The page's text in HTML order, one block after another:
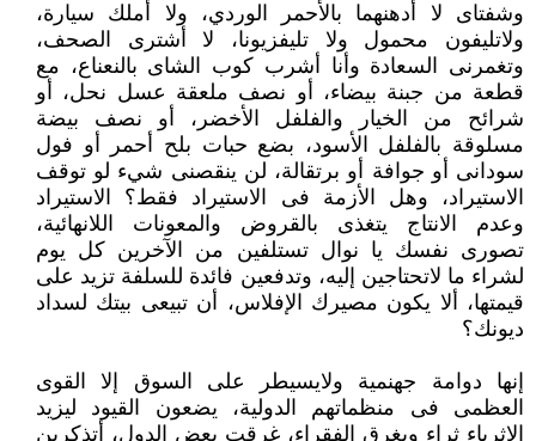
وشفتاى لا أدهنهما بالأحمر الوردي، ولا أملك سيارة،
ولاتليفون محمول ولا تليفزيونا، لا أشترى الصحف،
وتغمرنى السعادة وأنا أشرب كوب الشاى بالنعناع، مع
قطعة من جبنة بيضاء، أو نصف ملعقة عسل نحل، أو
شرائح من الخيار والفلفل الأخضر، أو نصف بيضة
مسلوقة بالفلفل الأسود، بضع حبات بلح أحمر أو فول
سودانى أو جوافة أو برتقالة، لن ينقصنى شيء لو توقف
الاستيراد، وهل الأزمة فى الاستيراد فقط؟ الاستيراد
وعدم الانتاج يتغذى بالقروض والمعونات اللانهائية،
تصورى نفسك يا نوال تستلفين من الآخرين كل يوم
لشراء ما لاتحتاجين إليه، وتدفعين فائدة للسلفة تزيد على
قيمتها، ألا يكون مصيرك الإفلاس، أن تبيعى بيتك لسداد
ديونك؟
إنها دوامة جهنمية ولايسيطر على السوق إلا القوى
العظمى فى منظماتهم الدولية، يضعون القيود ليزيد
الاثرياء ثراء ويغرق الفقراء، غرقت بعض الدول، أتذكرين